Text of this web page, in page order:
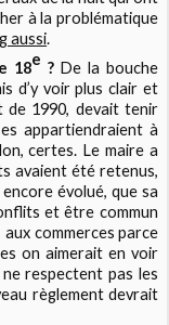
à la problématique
aussi.
18e ?De la bouche
d’y voir plus clair et
de 1990, devait tenir
appartiendraient à
certes. Le maire a
avaient été retenus,
évolué, que sa
et être commun
commerces parce
on aimerait en voir
respectent pas les
règlement devrait